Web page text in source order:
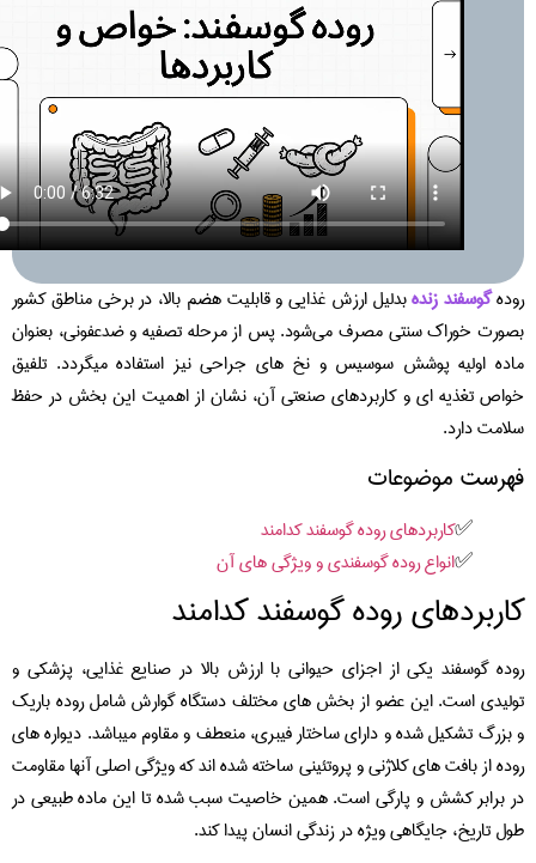
گوسفند زندهبدلیل ارزش غذایی و قابلیت هضم بالا، در برخی مناطق کشور
خوراک سنتی مصرف می‌شود. پس از مرحله تصفیه و ضدعفونی، بعنوان
اولیه پوشش سوسیس و نخ‌ های جراحی نیز استفاده میگردد. تلفیق
تغذیه‌ ای و کاربردهای صنعتی آن، نشان از اهمیت این بخش در حفظ
دارد.
موضوعات
کاربردهای روده گوسفند کدامند
انواع روده گوسفندی و ویژگی های آن
روده گوسفند کدامند
گوسفند یکی از اجزای حیوانی با ارزش بالا در صنایع غذایی، پزشکی و
است. این عضو از بخش‌ های مختلف دستگاه گوارش شامل روده باریک
تشکیل شده و دارای ساختار فیبری، منعطف و مقاوم میباشد. دیواره‌ های
از بافت‌ های کلاژنی و پروتئینی ساخته شده‌ اند که ویژگی اصلی آنها مقاومت
برابر کشش و پارگی است. همین خاصیت سبب شده تا این ماده طبیعی در
تاریخ، جایگاهی ویژه در زندگی انسان پیدا کند.